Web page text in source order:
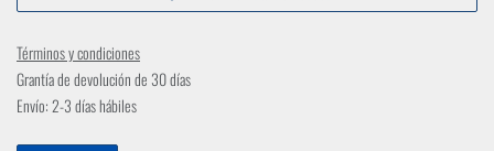
Términos y condiciones
Grantía de devolución de 30 días
Envío: 2-3 días hábiles